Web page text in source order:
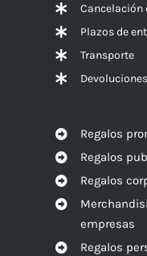
Cancelación
Plazos de
Transporte
Regalos
Regalos
Regalos
empresas
Regalos